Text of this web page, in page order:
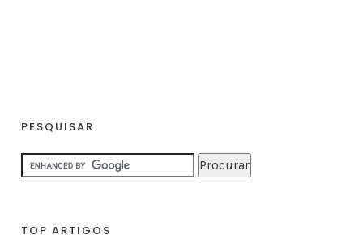
PESQUISAR
TOP ARTIGOS